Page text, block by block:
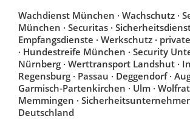
Wachdienst München · Wachschutz ·
München · Securitas ·
Empfangsdienste · Werkschutz ·
· Hundestreife München · Security
Nürnberg · Werttransport Landshut ·
Regensburg · Passau · Deggendorf ·
Garmisch-Partenkirchen · Ulm ·
Memmingen ·
Deutschland